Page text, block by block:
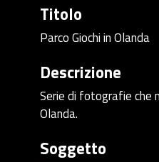
Titolo
Parco Giochi in Olanda
Descrizione
Serie di fotografie che
Olanda.
Soggetto